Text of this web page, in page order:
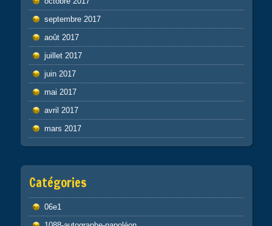
septembre 2017
août 2017
juillet 2017
juin 2017
mai 2017
avril 2017
mars 2017
Catégories
06e1